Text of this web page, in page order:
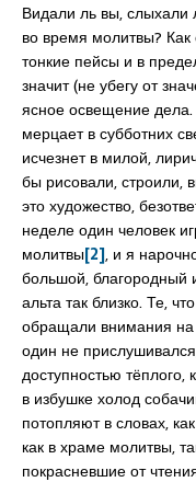
Видали ль вы, слыхали
во время молитвы?
тонкие пейсы и в
значит (не убегу от
ясное освещение дела.
мерцает в субботних
исчезнет в милой,
бы рисовали, строили,
это художество,
неделе один человек
молитвы[2], и я
большой, благородный
альта так близко. Те,
обращали внимания на
один не
доступностью тёплого,
в избушке холод
потопляют в словах,
как в храме молитвы,
покрасневшие от